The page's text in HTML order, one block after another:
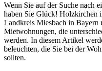
Wenn Sie auf der Suche nach
haben Sie Glück! Holzkirchen
Landkreis Miesbach in Bayern
Mietwohnungen, die
werden. In diesem Artikel
beleuchten, die Sie bei der
sollten.